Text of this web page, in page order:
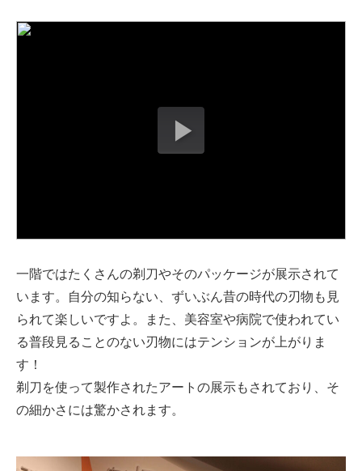
一階ではたくさんの剃刀やそのパッケージが展示されて
います。
自分の知らない、ずいぶん昔の時代の刃物も見
られて楽しいですよ。また、美容室や病院で使われてい
る普段見ることのない刃物にはテンションが上がりま
す！
剃刀を使って製作されたアートの展示もされており、そ
の細かさには驚かされます。